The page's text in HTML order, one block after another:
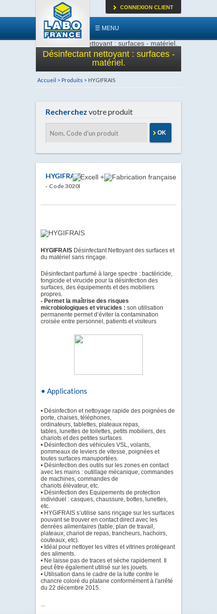
☰ MENU
CONNEXION CLIENT
Désinfectant nettoyant : surfaces -
matériel.
Accueil > Produits > HYGIFRAIS
Recherchez votre produit
OK
HYGIFRAIS
· Code 3020I
HYGIFRAIS Désinfectant Nettoyant des surfaces et
du matériel sans rinçage.
Désinfectant parfumé à large spectre : bactéricide,
fongicide et virucide pour la désinfection des
surfaces, des équipements et des mobiliers
propres.
- Permet la maîtrise des risques
microbiologiques et virucides : son utilisation
permanente permet d’éviter la contamination
croisée entre personnel, patients et visiteurs
• Applications
• Désinfection et nettoyage rapide des poignées de
porte, chaises, téléphones,
ordinateurs, tablettes, plateaux repas,
tables, lunettes de toilettes, petits mobiliers, des
chariots et des petites surfaces.
• Désinfection des véhicules VSL, volants,
pommeaux de leviers de vitesse, poignées et
toutes surfaces manuportées.
• Désinfection des outils sur les zones en contact
avec les mains : outillage mécanique, commandes
de machines, commandes de
chariots élévateur, etc.
• Désinfection des Equipements de protection
individuel : casques, chaussure, bottes, lunettes,
etc.
• HYGIFRAIS s’utilise sans rinçage sur les surfaces
pouvant se trouver en contact direct avec les
denrées alimentaires (table, plan de travail,
plateaux, chariot de repas, trancheurs, hachoirs,
couteaux, etc).
• Idéal pour nettoyer les vitres et vitrines protégeant
des aliments.
• Ne laisse pas de traces et sèche rapidement. Il
peut être également utilisé sur les jouets.
• Utilisation dans le cadre de la lutte contre le
chancre coloré du platane conformément à l'arrêté
du 22 décembre 2015.
...